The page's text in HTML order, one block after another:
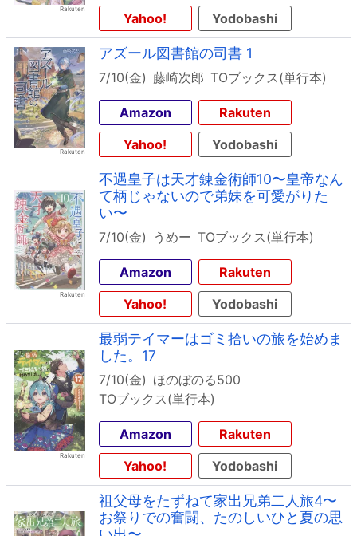
Yahoo!
Yodobashi
アズール図書館の司書 1
7/10(金) 藤崎次郎 TOブックス(単行本)
Amazon
Rakuten
Yahoo!
Yodobashi
不遇皇子は天才錬金術師10〜皇帝なん
て柄じゃないので弟妹を可愛がりた
い〜
7/10(金) うめー TOブックス(単行本)
Amazon
Rakuten
Yahoo!
Yodobashi
最弱テイマーはゴミ拾いの旅を始めま
した。17
7/10(金) ほのぼのる500
TOブックス(単行本)
Amazon
Rakuten
Yahoo!
Yodobashi
祖父母をたずねて家出兄弟二人旅4〜
お祭りでの奮闘、たのしいひと夏の思